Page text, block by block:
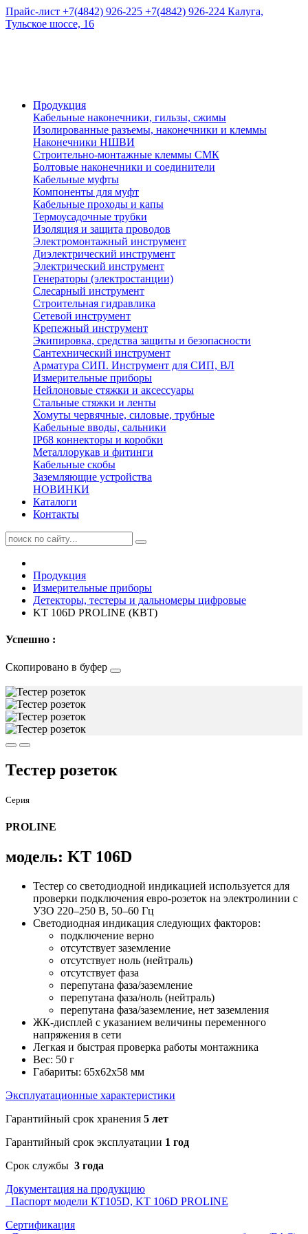
Прайс-лист +7(4842) 926-225 +7(4842) 926-224 Калуга,
Тульское шоссе, 16
Продукция
Кабельные наконечники, гильзы, сжимы
Изолированные разъемы, наконечники и клеммы
Наконечники НШВИ
Строительно-монтажные клеммы СМК
Болтовые наконечники и соединители
Кабельные муфты
Компоненты для муфт
Кабельные проходы и капы
Термоусадочные трубки
Изоляция и защита проводов
Электромонтажный инструмент
Диэлектрический инструмент
Электрический инструмент
Генераторы (электростанции)
Слесарный инструмент
Строительная гидравлика
Сетевой инструмент
Крепежный инструмент
Экипировка, средства защиты и безопасности
Сантехнический инструмент
Арматура СИП. Инструмент для СИП, ВЛ
Измерительные приборы
Нейлоновые стяжки и аксессуары
Стальные стяжки и ленты
Хомуты червячные, силовые, трубные
Кабельные вводы, сальники
IP68 коннекторы и коробки
Металлорукав и фитинги
Кабельные скобы
Заземляющие устройства
НОВИНКИ
Каталоги
Контакты
Продукция
Измерительные приборы
Детекторы, тестеры и дальномеры цифровые
KT 106D PROLINE (КВТ)
Успешно :
Скопировано в буфер
Тестер розеток
Серия
PROLINE
модель: KT 106D
Тестер со светодиодной индикацией используется для
проверки подключения евро-розеток на электролинии с
УЗО 220–250 В, 50–60 Гц
Светодиодная индикация следующих факторов:
подключение верно
отсутствует заземление
отсутствует ноль (нейтраль)
отсутствует фаза
перепутана фаза/заземление
перепутана фаза/ноль (нейтраль)
перепутана фаза/заземление, нет заземления
ЖК-дисплей с указанием величины переменного
напряжения в сети
Легкая и быстрая проверка работы монтажника
Вес: 50 г
Габариты: 65х62х58 мм
Эксплуатационные характеристики
Гарантийный срок хранения 5 лет
Гарантийный срок эксплуатации 1 год
Срок службы 3 года
Документация на продукцию
Паспорт модели КТ105D, KT 106D PROLINE
Сертификация